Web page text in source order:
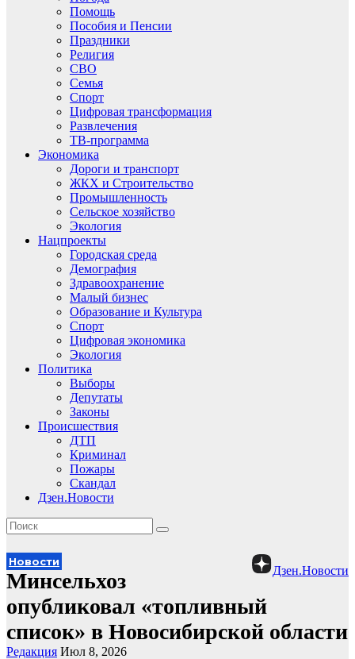
Помощь
Пособия и Пенсии
Праздники
Религия
СВО
Семья
Спорт
Цифровая трансформация
Развлечения
ТВ-программа
Экономика
Дороги и транспорт
ЖКХ и Строительство
Промышленность
Сельское хозяйство
Экология
Нацпроекты
Городская среда
Демография
Здравоохранение
Малый бизнес
Образование и Культура
Спорт
Цифровая экономика
Экология
Политика
Выборы
Депутаты
Законы
Происшествия
ДТП
Криминал
Пожары
Скандал
Дзен.Новости
Дзен.Новости
Новости
Минсельхоз
опубликовал «топливный
список» в Новосибирской области
Редакция Июл 8, 2026